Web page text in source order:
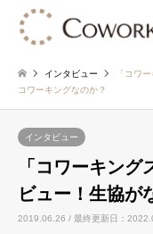
インタビュー
「コワ
コワーキングなのか？
インタビュー
「コワーキン
ビュー！生協が
2019.06.26 / 最終更新日：